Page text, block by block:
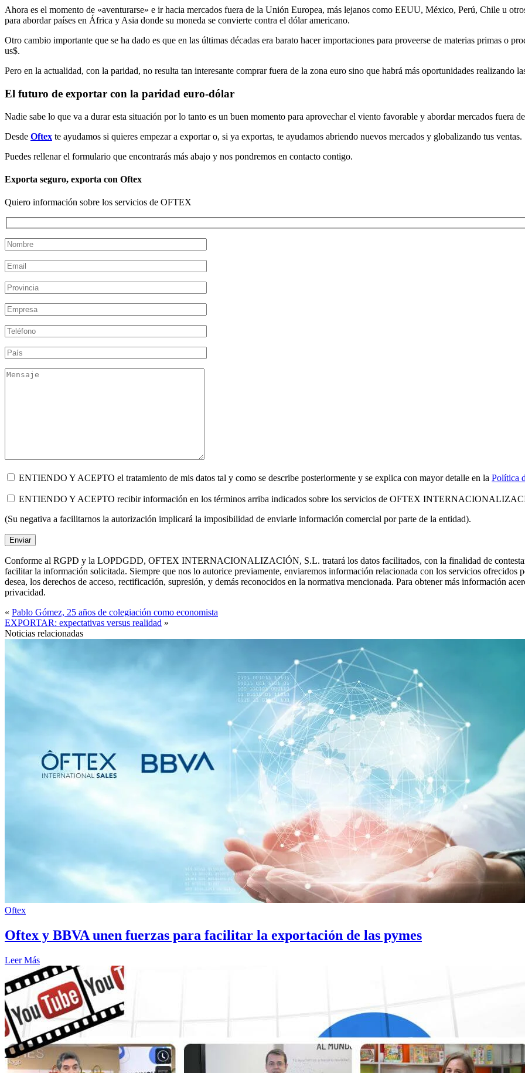
Ahora es el momento de «aventurarse» e ir hacia mercados fuera de la Unión Europea, más lejanos como EEUU, México, Perú, Chile u
para abordar países en África y Asia donde su moneda se convierte contra el dólar americano.
Otro cambio importante que se ha dado es que en las últimas décadas era barato hacer importaciones para proveerse de materias primas o
us$.
Pero en la actualidad, con la paridad, no resulta tan interesante comprar fuera de la zona euro sino que habrá más oportunidades realizando
El futuro de exportar con la paridad euro-dólar
Nadie sabe lo que va a durar esta situación por lo tanto es un buen momento para aprovechar el viento favorable y abordar mercados fuera
Desde Oftex te ayudamos si quieres empezar a exportar o, si ya exportas, te ayudamos abriendo nuevos mercados y globalizando tus ventas.
Puedes rellenar el formulario que encontrarás más abajo y nos pondremos en contacto contigo.
Exporta seguro, exporta con Oftex
Quiero información sobre los servicios de OFTEX
ENTIENDO Y ACEPTO el tratamiento de mis datos tal y como se describe posteriormente y se explica con mayor detalle en la Política
ENTIENDO Y ACEPTO recibir información en los términos arriba indicados sobre los servicios de OFTEX
(Su negativa a facilitarnos la autorización implicará la imposibilidad de enviarle información comercial por parte de la entidad).
Conforme al RGPD y la LOPDGDD, OFTEX INTERNACIONALIZACIÓN, S.L. tratará los datos facilitados, con la finalidad de contestar
facilitar la información solicitada. Siempre que nos lo autorice previamente, enviaremos información relacionada con los servicios
desea, los derechos de acceso, rectificación, supresión, y demás reconocidos en la normativa mencionada. Para obtener más información
privacidad.
« Pablo Gómez, 25 años de colegiación como economista
EXPORTAR: expectativas versus realidad »
Noticias relacionadas
Oftex
Oftex y BBVA unen fuerzas para facilitar la exportación de las pymes
Leer Más